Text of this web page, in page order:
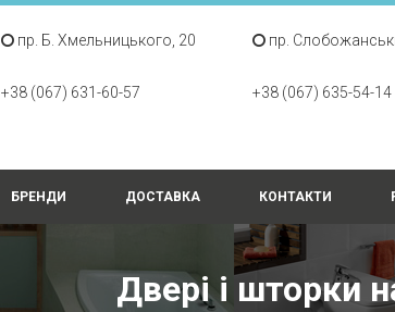
пр. Б. Хмельницького, 20
+38 (067) 631-60-57
пр.
+38 (067) 635-54-14
БРЕНДИ ДОСТАВКА КОНТАКТИ
Двері і шторки